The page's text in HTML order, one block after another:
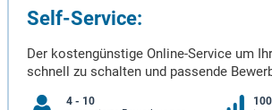
Self-Service:
Der kostengünstige Online-Service um
schnell zu schalten und passende
4 - 10